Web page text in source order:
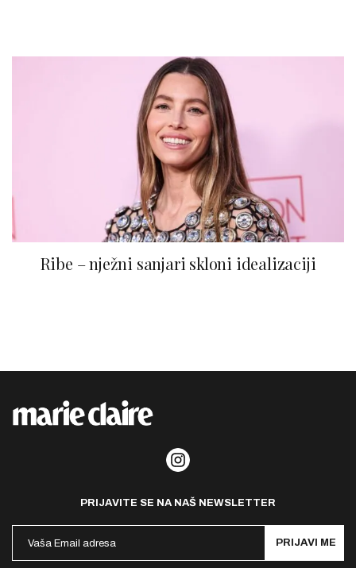
Ribe – nježni sanjari skloni idealizaciji
PRIJAVITE SE NA NAŠ NEWSLETTER
PRIJAVI ME